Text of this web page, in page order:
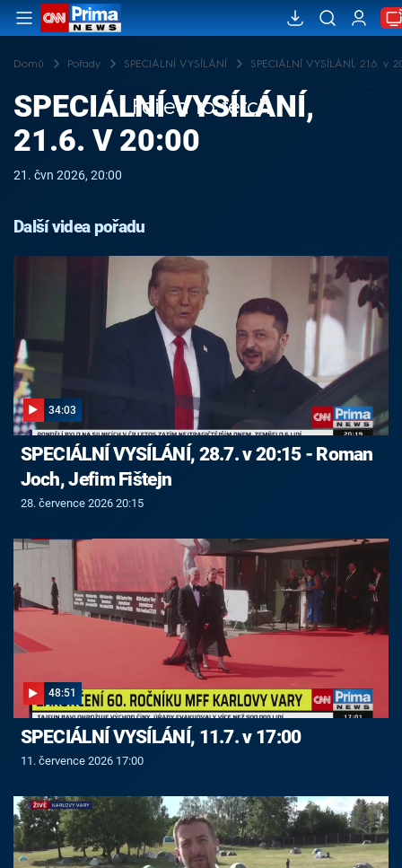
Domů Pořady SPECIÁLNÍ VYSÍLÁNÍ SPECIÁLNÍ VYSÍLÁNÍ, 21.6. v
Failed to fetch
SPECIÁLNÍ VYSÍLÁNÍ,
21.6. V 20:00
21. čvn 2026, 20:00
Další videa pořadu
34:03
SPECIÁLNÍ VYSÍLÁNÍ, 28.7. v 20:15 - Roman
Joch, Jefim Fištejn
28. července 2026 20:15
48:51
SPECIÁLNÍ VYSÍLÁNÍ, 11.7. v 17:00
11. července 2026 17:00